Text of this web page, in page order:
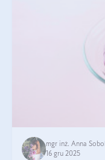
mgr inż. Anna Sobol
16 gru 2025